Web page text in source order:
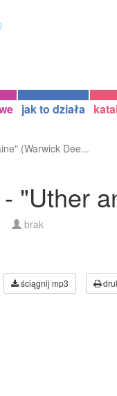
jak to działa
(Warwick Dee...
"Uther
brak
ściągnij mp3